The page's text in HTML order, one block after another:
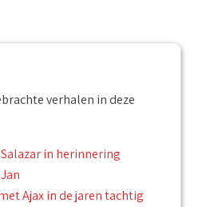
verhalen in deze
in herinnering
Ajax in de jaren tachtig